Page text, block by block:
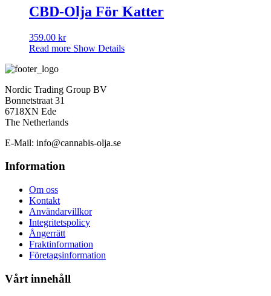
CBD-Olja För Katter
359.00 kr
Read more Show Details
Nordic Trading Group BV
Bonnetstraat 31
6718XN Ede
The Netherlands
E-Mail: info@cannabis-olja.se
Information
Om oss
Kontakt
Användarvillkor
Integritetspolicy
Ångerrätt
Fraktinformation
Företagsinformation
Vårt innehåll